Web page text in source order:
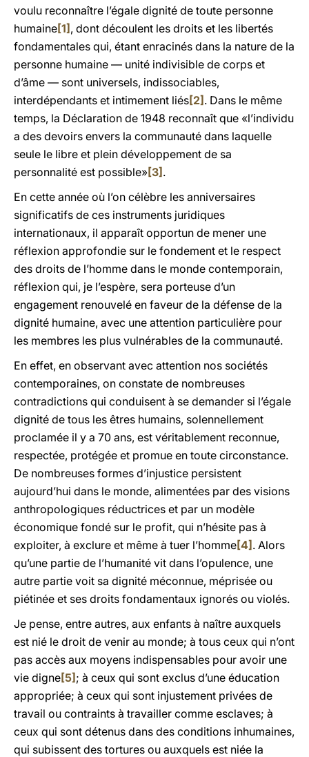
voulu reconnaître l’égale dignité de toute personne
humaine[1] , dont découlent les droits et les libertés
fondamentales qui, étant enracinés dans la nature de la
personne humaine — unité indivisible de corps et
d’âme — sont universels, indissociables,
interdépendants et intimement liés[2] . Dans le même
temps, la Déclaration de 1948 reconnaît que «l’individu
a des devoirs envers la communauté dans laquelle
seule le libre et plein développement de sa
personnalité est possible»[3] .
En cette année où l’on célèbre les anniversaires
significatifs de ces instruments juridiques
internationaux, il apparaît opportun de mener une
réflexion approfondie sur le fondement et le respect
des droits de l’homme dans le monde contemporain,
réflexion qui, je l’espère, sera porteuse d’un
engagement renouvelé en faveur de la défense de la
dignité humaine, avec une attention particulière pour
les membres les plus vulnérables de la communauté.
En effet, en observant avec attention nos sociétés
contemporaines, on constate de nombreuses
contradictions qui conduisent à se demander si l’égale
dignité de tous les êtres humains, solennellement
proclamée il y a 70 ans, est véritablement reconnue,
respectée, protégée et promue en toute circonstance.
De nombreuses formes d’injustice persistent
aujourd’hui dans le monde, alimentées par des visions
anthropologiques réductrices et par un modèle
économique fondé sur le profit, qui n’hésite pas à
exploiter, à exclure et même à tuer l’homme[4] . Alors
qu’une partie de l’humanité vit dans l’opulence, une
autre partie voit sa dignité méconnue, méprisée ou
piétinée et ses droits fondamentaux ignorés ou violés.
Je pense, entre autres, aux enfants à naître auxquels
est nié le droit de venir au monde; à tous ceux qui n’ont
pas accès aux moyens indispensables pour avoir une
vie digne[5] ; à ceux qui sont exclus d’une éducation
appropriée; à ceux qui sont injustement privées de
travail ou contraints à travailler comme esclaves; à
ceux qui sont détenus dans des conditions inhumaines,
qui subissent des tortures ou auxquels est niée la